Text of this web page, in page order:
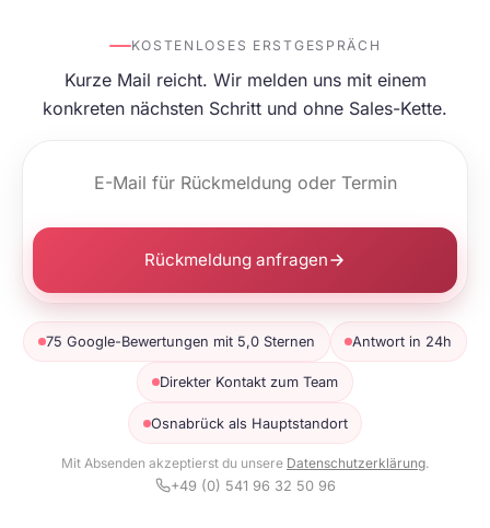
KOSTENLOSES ERSTGESPRÄCH
Kurze Mail reicht. Wir melden uns mit einem
konkreten nächsten Schritt und ohne Sales-Kette.
Rückmeldung anfragen
75 Google-Bewertungen mit 5,0 Sternen Antwort in 24h
Direkter Kontakt zum Team
Osnabrück als Hauptstandort
Mit Absenden akzeptierst du unsere Datenschutzerklärung.
+49 (0) 541 96 32 50 96